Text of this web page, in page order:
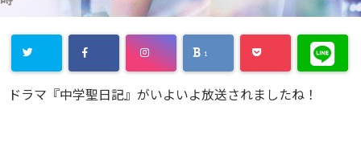
1
ドラマ『中学聖日記』がいよいよ放送されましたね！